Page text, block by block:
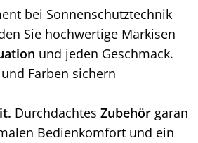
bei Sonnenschutztechnik
Sie hochwertige Markisen
und jeden Geschmack.
Farben sichern
Durchdachtes Zubehör garan
Bedienkomfort und ein